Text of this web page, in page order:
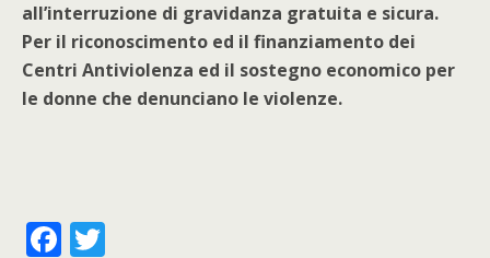
all’interruzione di gravidanza gratuita e sicura.
Per il riconoscimento ed il finanziamento dei
Centri Antiviolenza ed il sostegno economico per
le donne che denunciano le violenze.
F